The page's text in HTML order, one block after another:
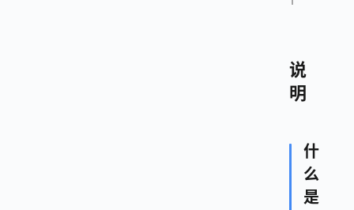
说
明
什
么
是